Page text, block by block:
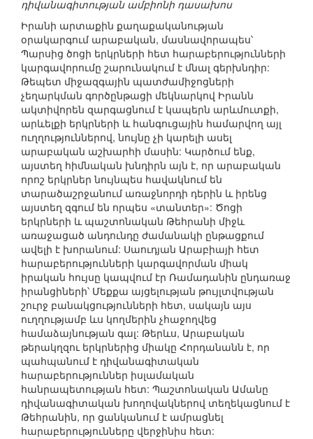
դիվանագիտության ամբիոնի դասախոս
Իրանի արտաքին քաղաքականության
օրակարգում արաբական, մասնավորապես՝
Պարսից ծոցի երկրների հետ հարաբերությունների
կարգավորումը շարունակում է մնալ գերխնդիր:
Թեպետ միջազգային պատժամիջոցների
չեղարկման գործընթացի մեկնարկով Իրանն
ակտիվորեն զարգացնում է կապերն արևմուտքի,
արևելքի երկրների և հանգուցային համարվող այլ
ուղղություններով, նույնը չի կարելի ասել
արաբական աշխարհի մասին: Կարծում ենք,
այստեղ հիմնական խնդիրն այն է, որ արաբական
որոշ երկրներ նույնպես հավակնում են
տարածաշրջանում առաջնորդի դերին և իրենց
այստեղ զգում են որպես «տանտեր»: Ծոցի
երկրների և պաշտոնական Թեհրանի միջև
առաջացած անդունդը ժամանակի ընթացքում
ավելի է խորանում: Սաուդյան Արաբիայի հետ
հարաբերությունների կարգավորման միակ
իրական հույսը կապվում էր Ռամադանին ընդառաջ
իրանցիների՝ Մեքքա այցելության թույլտվության
շուրջ բանակցությունների հետ, սակայն այս
ուղղությամբ ևս կողմերին չհաջողվեց
համաձայնության գալ: Թերևս, Արաբական
թերակղզու երկրներից միակը Հորդանանն է, որ
պահպանում է դիվանագիտական
հարաբերություններ իսլամական
հանրապետության հետ: Պաշտոնական Ամանը
դիվանագիտական խողովակներով տեղեկացնում է
Թեհրանին, որ ցանկանում է ամրացնել
հարաբերությունները վերջինիս հետ: